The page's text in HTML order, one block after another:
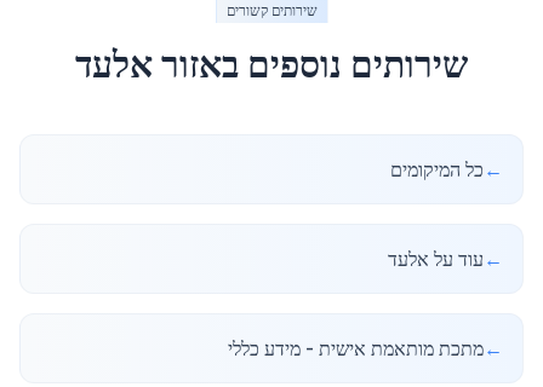
שירותים קשורים
שירותים נוספים באזוראלעד
← כל המיקומים
← עוד על אלעד
←מתכת מותאמת אישית - מידע כללי